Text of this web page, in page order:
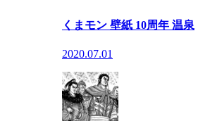
くまモン 壁紙 10周年 温泉
2020.07.01